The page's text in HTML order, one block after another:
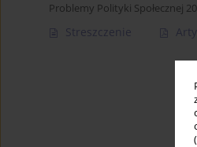
(
Problemy Polityki Społecznej
Streszczenie